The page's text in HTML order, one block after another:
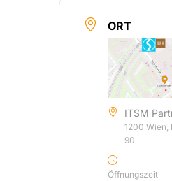
ORT
ITSM
1200 Wien,
90
Öffnungszeit